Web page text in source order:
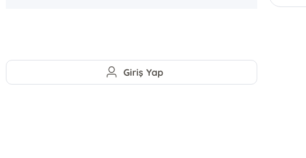
Giriş Yap